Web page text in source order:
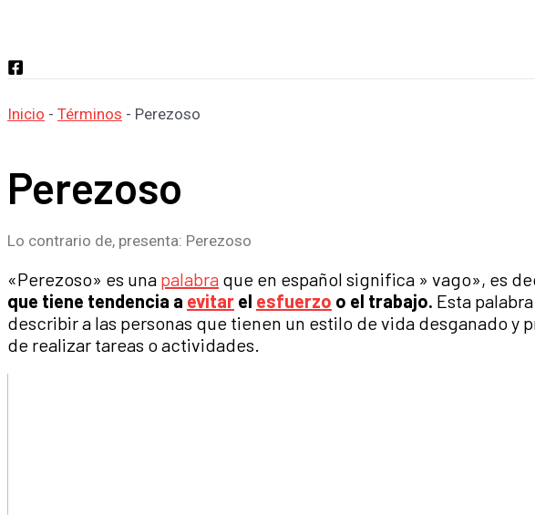
Inicio - Términos - Perezoso
Perezoso
Lo contrario de, presenta: Perezoso
«Perezoso» es una palabra que en español significa » vago», es
que tiene tendencia a evitar el esfuerzo o el trabajo. Esta
describir a las personas que tienen un estilo de vida desganado y
de realizar tareas o actividades.